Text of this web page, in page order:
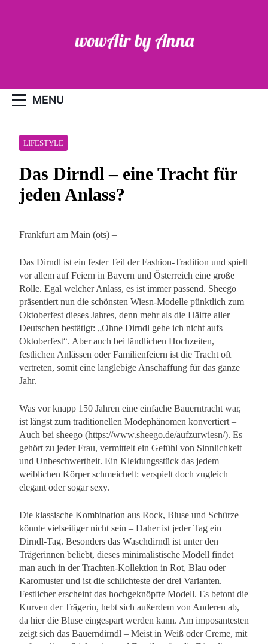
MENU
LIFESTYLE
Das Dirndl – eine Tracht für
jeden Anlass?
Frankfurt am Main (ots) –
Das Dirndl ist ein fester Teil der Fashion-Tradition und spielt
vor allem auf Feiern in Bayern und Österreich eine große
Rolle. Egal welcher Anlass, es ist immer passend. Sheego
präsentiert nun die schönsten Wiesn-Modelle pünktlich zum
Oktoberfest dieses Jahres, denn mehr als die Hälfte aller
Deutschen bestätigt: „Ohne Dirndl gehe ich nicht aufs
Oktoberfest“. Aber auch bei ländlichen Hochzeiten,
festlichen Anlässen oder Familienfeiern ist die Tracht oft
vertreten, somit eine langlebige Anschaffung für das ganze
Jahr.
Was vor knapp 150 Jahren eine einfache Bauerntracht war,
ist längst zum traditionellen Modephänomen konvertiert –
Auch bei sheego (https://www.sheego.de/aufzurwiesn/). Es
gehört zu jeder Frau, vermittelt ein Gefühl von Sinnlichkeit
und Unbeschwertheit. Ein Kleidungsstück das jedem
weiblichen Körper schmeichelt: verspielt doch zugleich
elegant oder sogar sexy.
Die klassische Kombination aus Rock, Bluse und Schürze
könnte vielseitiger nicht sein – Daher ist jeder Tag ein
Dirndl-Tag. Besonders das Waschdirndl ist unter den
Trägerinnen beliebt, dieses minimalistische Modell findet
man auch in der Trachten-Kollektion in Rot, Blau oder
Karomuster und ist die schlichteste der drei Varianten.
Festlicher erscheint das hochgeknöpfte Modell. Es betont die
Kurven der Trägerin, hebt sich außerdem von Anderen ab,
da hier die Bluse eingespart werden kann. Am imposantesten
zeigt sich das Bauerndirndl – Meist in Weiß oder Creme, mit